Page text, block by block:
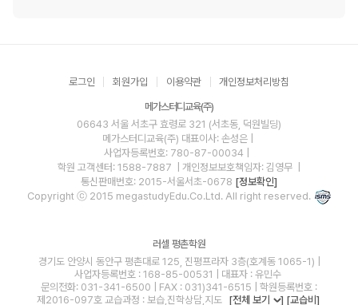
로그인 회원가입 이용약관 개인정보처리방침
메가스터디교육(주)
06643 서울 서초구 효령로 321 (서초동, 덕원빌딩)
메가스터디교육(주) 대표이사: 손성은 |
사업자등록번호: 780-87-00034
학원 고객센터: 1588-7887
| 개인정보보호책임자: 김영무
통신판매번호: 2015-서울서초-0678 [정보확인]
Copyright ⓒ 2015 megastudyEdu.Co.Ltd. All right reserved.
러셀 평촌학원
경기도 안양시 동안구 평촌대로 125, 진평프라자 3층(호계동 1065-1) |
사업자등록번호 : 168-85-00531 | 대표자 : 유민수
문의전화: 031-341-6500 | FAX : 031)341-6515 | 학원등록번호 :
제2016-097호 교습과정 : 보습,진학상담,지도
[전체 보기 ] [교습비]